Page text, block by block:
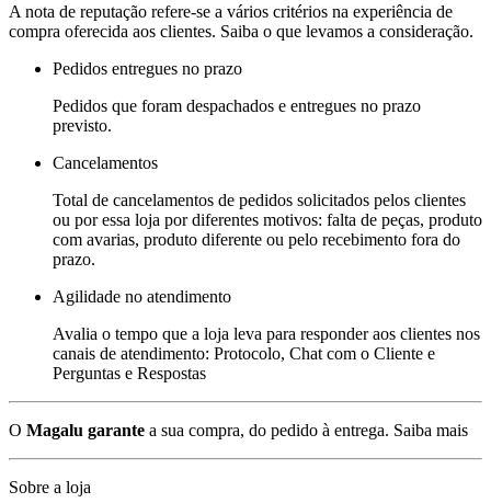
A nota de reputação refere-se a vários critérios na experiência de
compra oferecida aos clientes. Saiba o que levamos a consideração.
Pedidos entregues no prazo
Pedidos que foram despachados e entregues no prazo
previsto.
Cancelamentos
Total de cancelamentos de pedidos solicitados pelos clientes
ou por essa loja por diferentes motivos: falta de peças, produto
com avarias, produto diferente ou pelo recebimento fora do
prazo.
Agilidade no atendimento
Avalia o tempo que a loja leva para responder aos clientes nos
canais de atendimento: Protocolo, Chat com o Cliente e
Perguntas e Respostas
O Magalu garante a sua compra, do pedido à entrega. Saiba mais
Sobre a loja